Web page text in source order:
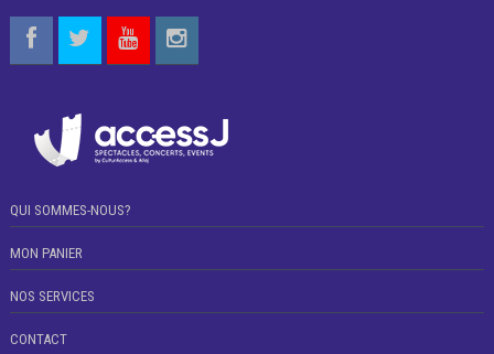
QUI SOMMES-NOUS?
MON PANIER
NOS SERVICES
CONTACT